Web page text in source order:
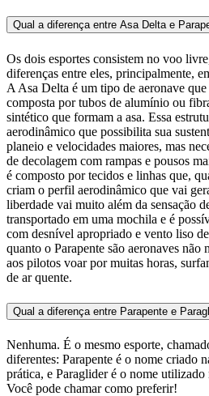
Qual a diferença entre Asa Delta e
Os dois esportes consistem no voo
diferenças entre eles, principalmente,
A Asa Delta é um tipo de aeronave
composta por tubos de alumínio ou
sintético que formam a asa. Essa
aerodinâmico que possibilita sua
planeio e velocidades maiores, mas
de decolagem com rampas e pousos
é composto por tecidos e linhas que,
criam o perfil aerodinâmico que vai
liberdade vai muito além da sensação
transportado em uma mochila e é
com desnível apropriado e vento liso
quanto o Parapente são aeronaves não
aos pilotos voar por muitas horas,
de ar quente.
Qual a diferença entre Parapente e
Nenhuma. É o mesmo esporte,
diferentes: Parapente é o nome criado
prática, e Paraglider é o nome utilizado
Você pode chamar como preferir!